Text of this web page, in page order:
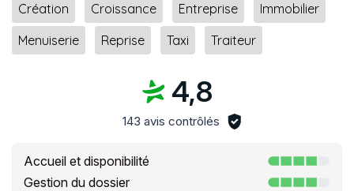
Création
Croissance Entreprise
Immobilier
Menuiserie
Reprise Taxi Traiteur
4,8
143 avis contrôlés
Accueil et disponibilité
Gestion du dossier